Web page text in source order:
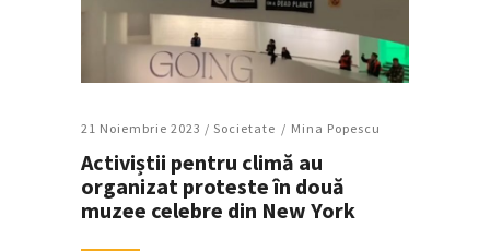
21 Noiembrie 2023 / Societate Mina Popescu
Activiștii pentru climă au
organizat proteste în două
muzee celebre din New York